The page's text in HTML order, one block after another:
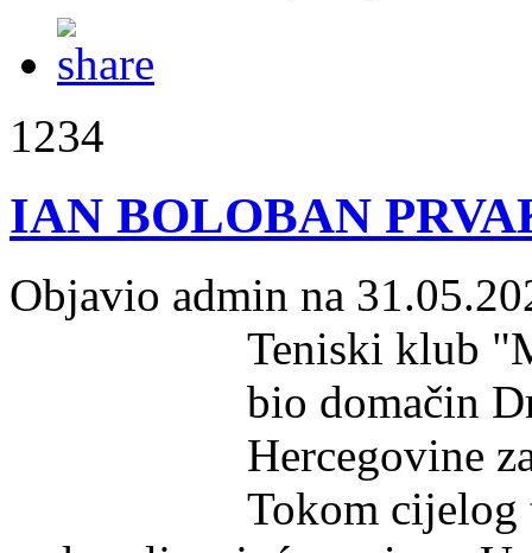
1234
IAN BOLOBAN
Objavio admin na
Teniski klub
bio domačin
Hercegovine
Tokom cijelog